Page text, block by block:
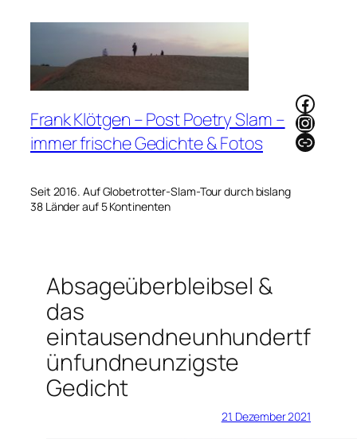
Frank Klötgen – Post Poetry Slam –
immer frische Gedichte & Fotos
Seit 2016. Auf Globetrotter-Slam-Tour durch bislang
38 Länder auf 5 Kontinenten
Link
Absageüberbleibsel &
das
eintausendneunhundertf
ünfundneunzigste
Gedicht
21. Dezember 2021